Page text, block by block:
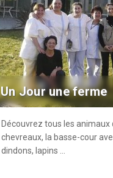
Un Jour une ferme
Découvrez tous les
chevreaux, la basse-cour
dindons, lapins ...